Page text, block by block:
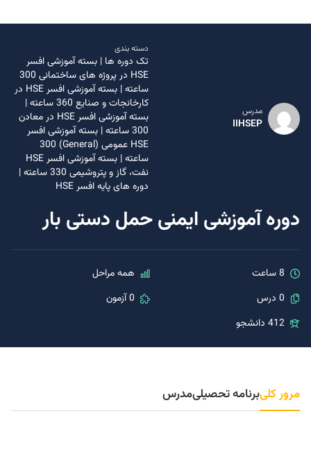
مدرس
IIHSEP
دسته بندی
تک دوره ها | بسته آموزشی افسر
HSE در پروژه های ساختمانی 300
ساعته|
بسته آموزشی افسر HSE در
کارخانجات و صنایع 360 ساعته
|
بسته آموزشی افسر HSE در معادن
300 ساعته
| بسته آموزشی افسر
HSE عمومی (General) 300
ساعته|
بسته آموزشی افسر HSE
نفت، گاز و پتروشیمی 330 ساعته
|
دوره های پایه افسر HSE
دوره آموزشی ایمنی حمل دستی بار
8 ساعت
همه مراحل
0 درس
0 آزمون
412 دانشجو
مرور کلیبرنامه تحصیلیمدرس